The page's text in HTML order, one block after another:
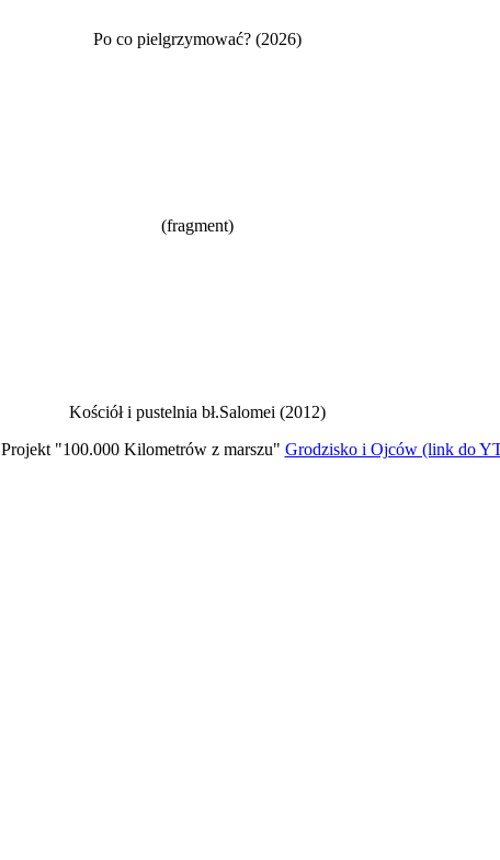
Po co pielgrzymować? (2026)
(fragment)
Kościół i pustelnia bł.Salomei (2012)
Projekt "100.000 Kilometrów z marszu" Grodzisko i Ojców (link do